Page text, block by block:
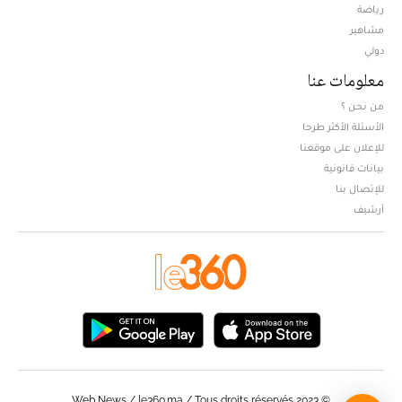
رياضة
مشاهير
دولي
معلومات عنا
من نحن ؟
الأسئلة الأكثر طرحا
للإعلان على موقعنا
بيانات قانونية
للإتصال بنا
أرشيف